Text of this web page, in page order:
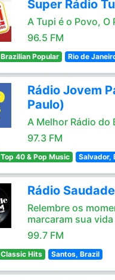
Super Rádio
A Tupi é o Povo, O
96.5 FM
Brazilian Popular Rio de
Rádio Jovem
Paulo)
A Melhor Rádio do
97.3 FM
Top 40 & Pop Music Salvador,
Rádio
Relembre os
marcaram sua vida
99.7 FM
Classic Hits Santos, Brazil